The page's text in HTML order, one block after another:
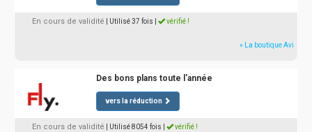
En cours de validité | Utilisé 37 fois vérifié !
» La boutique Avi
Des bons plans toute l'année
vers la réduction
En cours de validité | Utilisé 8054 fois vérifié !